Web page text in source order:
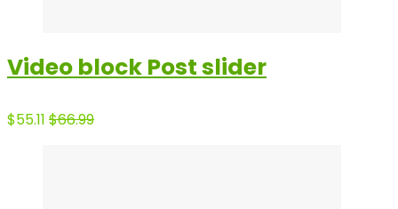
Video block Post slider
$55.11 $66.99